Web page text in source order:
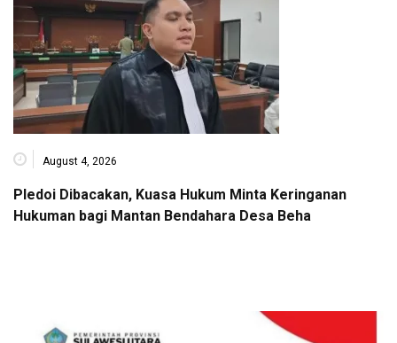
August 4, 2026
Pledoi Dibacakan, Kuasa Hukum Minta Keringanan
Hukuman bagi Mantan Bendahara Desa Beha